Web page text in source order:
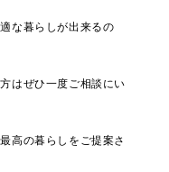
な暮らしが出来るの
はぜひ一度ご相談にい
高の暮らしをご提案さ